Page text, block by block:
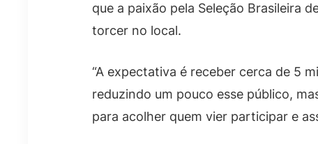
que a paixão pela Seleção Brasileira
torcer no local.
“A expectativa é receber cerca de 5
reduzindo um pouco esse público,
para acolher quem vier participar e